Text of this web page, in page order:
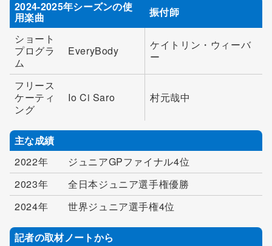
2024-2025年シーズンの使
用楽曲
振付師
ショート
プログラ
ム
EveryBody
ケイトリン・ウィーバ
ー
フリース
ケーティ
ング
Io Ci Saro 村元哉中
主な成績
2022年
ジュニアGPファイナル4位
2023年
全日本ジュニア選手権優勝
2024年
世界ジュニア選手権4位
記者の取材ノートから